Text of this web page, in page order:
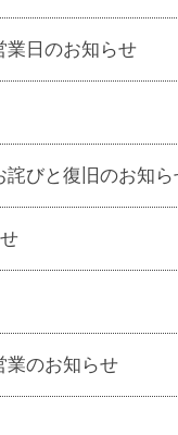
業日のお知らせ
詫びと復旧のお知ら
業のお知らせ